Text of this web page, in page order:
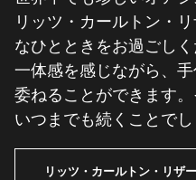
リッツ・カールトン・
なひとときをお過ごし
一体感を感じながら、
委ねることができます
いつまでも続くことでし
リッツ・カールトン・リザ